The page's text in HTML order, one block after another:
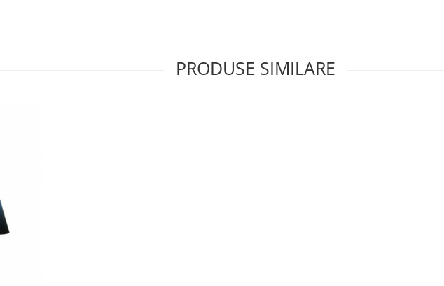
PRODUSE SIMILARE